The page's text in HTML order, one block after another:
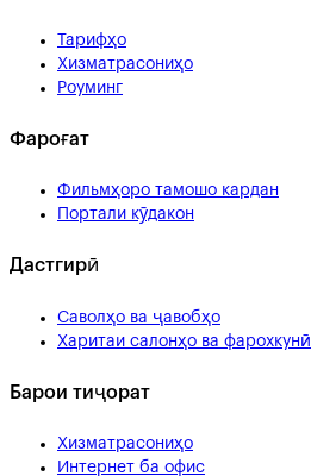
Тарифҳо
Хизматрасониҳо
Роуминг
Фароғат
Фильмҳоро тамошо кардан
Портали кӯдакон
Дастгирӣ
Саволҳо ва ҷавобҳо
Харитаи салонҳо ва фарохкунӣ
Барои тиҷорат
Хизматрасониҳо
Интернет ба офис